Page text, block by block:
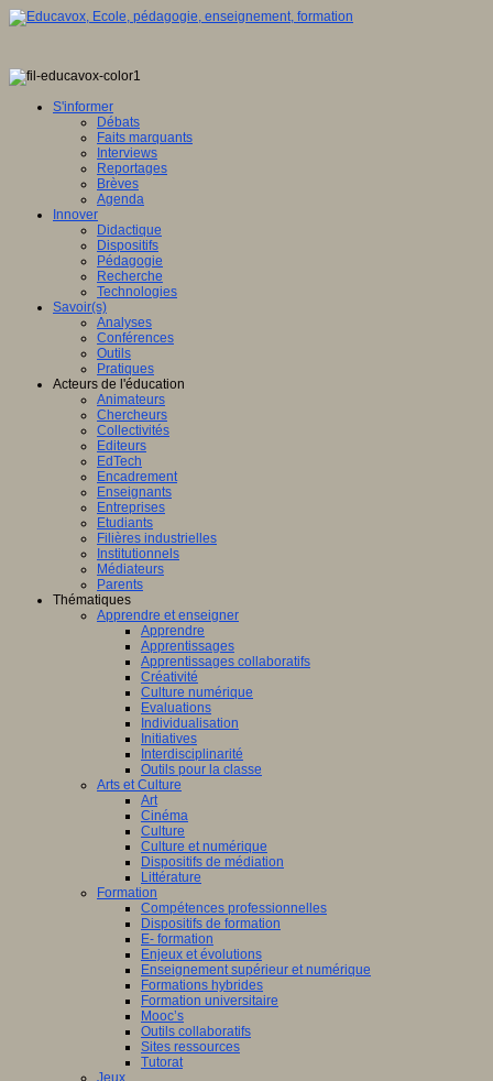
S'informer
Débats
Faits marquants
Interviews
Reportages
Brèves
Agenda
Innover
Didactique
Dispositifs
Pédagogie
Recherche
Technologies
Savoir(s)
Analyses
Conférences
Outils
Pratiques
Acteurs de l'éducation
Animateurs
Chercheurs
Collectivités
Editeurs
EdTech
Encadrement
Enseignants
Entreprises
Etudiants
Filières industrielles
Institutionnels
Médiateurs
Parents
Thématiques
Apprendre et enseigner
Apprendre
Apprentissages
Apprentissages collaboratifs
Créativité
Culture numérique
Evaluations
Individualisation
Initiatives
Interdisciplinarité
Outils pour la classe
Arts et Culture
Art
Cinéma
Culture
Culture et numérique
Dispositifs de médiation
Littérature
Formation
Compétences professionnelles
Dispositifs de formation
E- formation
Enjeux et évolutions
Enseignement supérieur et numérique
Formations hybrides
Formation universitaire
Mooc’s
Outils collaboratifs
Sites ressources
Tutorat
Jeux